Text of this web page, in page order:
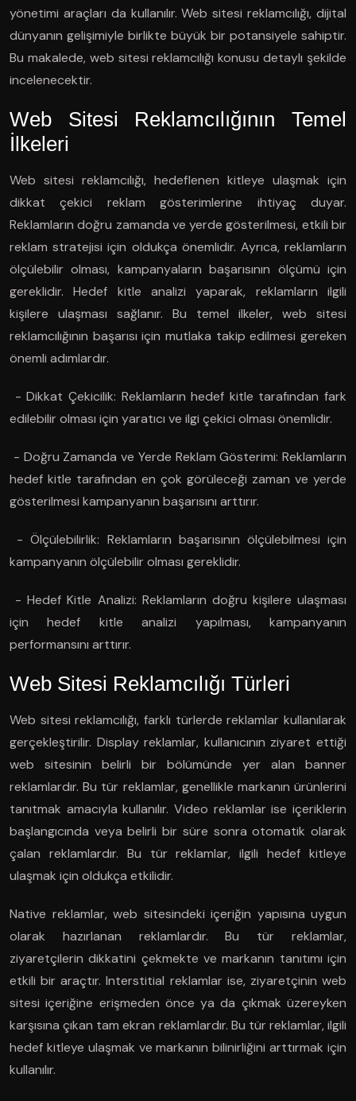
yönetimi araçları da kullanılır. Web sitesi reklamcılığı, dijital
dünyanın gelişimiyle birlikte büyük bir potansiyele sahiptir.
Bu makalede, web sitesi reklamcılığı konusu detaylı şekilde
incelenecektir.
Web Sitesi Reklamcılığının Temel
İlkeleri
Web sitesi reklamcılığı, hedeflenen kitleye ulaşmak için
dikkat çekici reklam gösterimlerine ihtiyaç duyar.
Reklamların doğru zamanda ve yerde gösterilmesi, etkili bir
reklam stratejisi için oldukça önemlidir. Ayrıca, reklamların
ölçülebilir olması, kampanyaların başarısının ölçümü için
gereklidir. Hedef kitle analizi yaparak, reklamların ilgili
kişilere ulaşması sağlanır. Bu temel ilkeler, web sitesi
reklamcılığının başarısı için mutlaka takip edilmesi gereken
önemli adımlardır.
- Dikkat Çekicilik: Reklamların hedef kitle tarafından fark
edilebilir olması için yaratıcı ve ilgi çekici olması önemlidir.
- Doğru Zamanda ve Yerde Reklam Gösterimi: Reklamların
hedef kitle tarafından en çok görüleceği zaman ve yerde
gösterilmesi kampanyanın başarısını arttırır.
- Ölçülebilirlik: Reklamların başarısının ölçülebilmesi için
kampanyanın ölçülebilir olması gereklidir.
- Hedef Kitle Analizi: Reklamların doğru kişilere ulaşması
için hedef kitle analizi yapılması, kampanyanın
performansını arttırır.
Web Sitesi Reklamcılığı Türleri
Web sitesi reklamcılığı, farklı türlerde reklamlar kullanılarak
gerçekleştirilir. Display reklamlar, kullanıcının ziyaret ettiği
web sitesinin belirli bir bölümünde yer alan banner
reklamlardır. Bu tür reklamlar, genellikle markanın ürünlerini
tanıtmak amacıyla kullanılır. Video reklamlar ise içeriklerin
başlangıcında veya belirli bir süre sonra otomatik olarak
çalan reklamlardır. Bu tür reklamlar, ilgili hedef kitleye
ulaşmak için oldukça etkilidir.
Native reklamlar, web sitesindeki içeriğin yapısına uygun
olarak hazırlanan reklamlardır. Bu tür reklamlar,
ziyaretçilerin dikkatini çekmekte ve markanın tanıtımı için
etkili bir araçtır. Interstitial reklamlar ise, ziyaretçinin web
sitesi içeriğine erişmeden önce ya da çıkmak üzereyken
karşısına çıkan tam ekran reklamlardır. Bu tür reklamlar, ilgili
hedef kitleye ulaşmak ve markanın bilinirliğini arttırmak için
kullanılır.